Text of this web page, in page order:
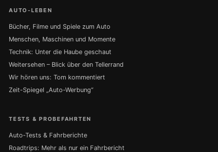
AUTO-LEBEN
Bücher, Filme und Spiele zum Auto
Menschen, Maschinen und Momente
Technik: Unter die Haube geschaut
Weitersehen – Blick über den Tellerrand
Wir hören uns: Tom kommentiert
Zeit-Spiegel „Auto-Werbung“
TESTS & PROBEFAHRTEN
Auto-Tests & Fahrberichte
Roadtrips: Mehr als nur ein Fahrbericht